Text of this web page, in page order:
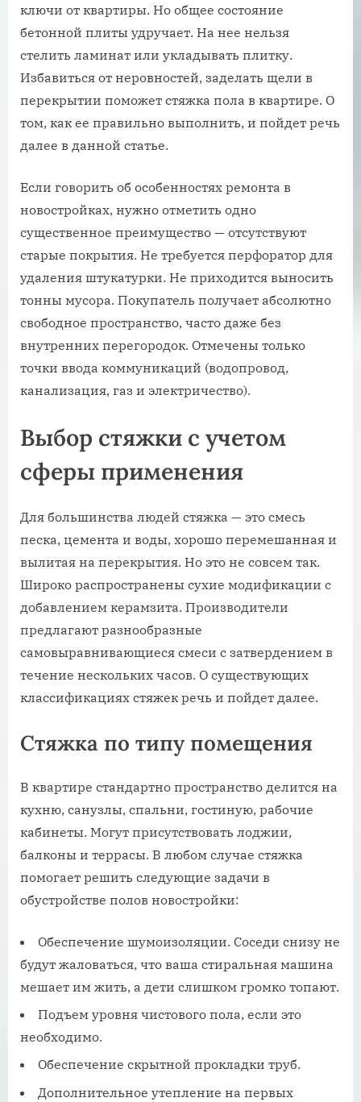
ключи от квартиры. Но общее состояние
бетонной плиты удручает. На нее нельзя
стелить ламинат или укладывать плитку.
Избавиться от неровностей, заделать щели в
перекрытии поможет стяжка пола в квартире. О
том, как ее правильно выполнить, и пойдет речь
далее в данной статье.
Если говорить об особенностях ремонта в
новостройках, нужно отметить одно
существенное преимущество — отсутствуют
старые покрытия. Не требуется перфоратор для
удаления штукатурки. Не приходится выносить
тонны мусора. Покупатель получает абсолютно
свободное пространство, часто даже без
внутренних перегородок. Отмечены только
точки ввода коммуникаций (водопровод,
канализация, газ и электричество).
Выбор стяжки с учетом
сферы применения
Для большинства людей стяжка — это смесь
песка, цемента и воды, хорошо перемешанная и
вылитая на перекрытия. Но это не совсем так.
Широко распространены сухие модификации с
добавлением керамзита. Производители
предлагают разнообразные
самовыравнивающиеся смеси с затвердением в
течение нескольких часов. О существующих
классификациях стяжек речь и пойдет далее.
Стяжка по типу помещения
В квартире стандартно пространство делится на
кухню, санузлы, спальни, гостиную, рабочие
кабинеты. Могут присутствовать лоджии,
балконы и террасы. В любом случае стяжка
помогает решить следующие задачи в
обустройстве полов новостройки:
Обеспечение шумоизоляции. Соседи снизу не
будут жаловаться, что ваша стиральная машина
мешает им жить, а дети слишком громко топают.
Подъем уровня чистового пола, если это
необходимо.
Обеспечение скрытной прокладки труб.
Дополнительное утепление на первых